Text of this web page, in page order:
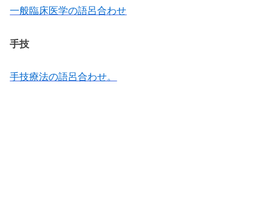
一般臨床医学の語呂合わせ
手技
手技療法の語呂合わせ。